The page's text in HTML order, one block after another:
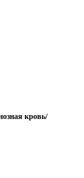
кровь/